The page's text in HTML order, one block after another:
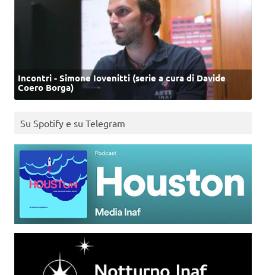
Incontri - Simone Iovenitti (serie a cura di Davide
Coero Borga)
Su Spotify e su Telegram